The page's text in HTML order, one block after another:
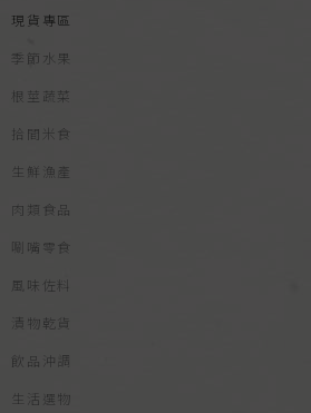
現貨專區
季節水果
根莖蔬菜
拾間米食
生鮮漁產
肉類食品
唰嘴零食
風味佐料
漬物乾貨
飲品沖調
生活選物